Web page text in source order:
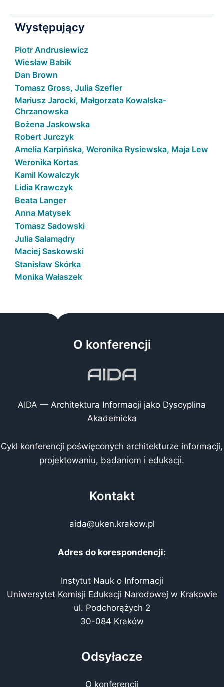
Występujący
Piotr Andrusiewicz
Wiesław Babik
Dan Brown
Tomasz Gross, Julia Szefler
Mariusz Jarocki, Małgorzata Kowalska-
Chrzanowska
Bożena Jaskowska
Robert Jurczyk
Amelia Karpińska, Weronika Rysiewska, Maja Lew
Weronika Kortas
Kamil Kowalczyk
Lidia Krawczyk
Beata Langer
Anna Matysek
Tomasz Sadowski
Julia Salamądry
Maciej Saskowski
Stanisław Skórka
Monika Wałaszek
O konferencji
AIDA — Architektura Informacji jako Dyscyplina
Akademicka
Cykl konferencji poświęconych architekturze informacji,
projektowaniu, badaniom i edukacji.
Kontakt
aida@uken.krakow.pl
Adres do korespondencji:
Instytut Nauk o Informacji
Uniwersytet Komisji Edukacji Narodowej w Krakowie
ul. Podchorążych 2
30-084 Kraków
Odsyłacze
O konferencji